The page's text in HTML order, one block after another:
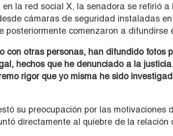
la red social X, la senadora se refirió a
cámaras de seguridad instaladas
posteriormente comenzaron a
con otras personas, han difundido fotos
hechos que he denunciado a la
rigor que yo misma he sido
su preocupación por las motivaciones
directamente al quiebre de la relación